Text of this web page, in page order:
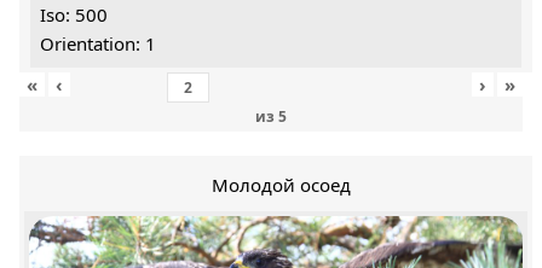
Iso: 500
Orientation: 1
«
‹
из 5
› »
Молодой осоед